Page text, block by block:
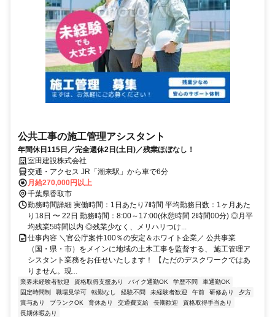
公共工事の施工管理アシスタント
年間休日115日／完全週休2日(土日)／残業ほぼなし！
室田建設株式会社
交通・アクセス JR「潮来駅」から車で6分
月給270,000円以上
千葉県香取市
勤務時間詳細 実働時間：1日あたり7時間 平均勤務日数：1ヶ月あた
り18日 〜 22日 勤務時間：8:00～17:00(休憩時間 2時間00分) ◎月平
均残業5時間以内 ◎残業少なく、メリハリつけ...
仕事内容 ＼官公庁案件100％の安定＆ホワイト企業／ 公共事業
（国・県・市）をメインに地域の土木工事を監督する、 施工管理ア
シスタント業務をお任せいたします！ 【ただのデスクワークではあ
りません。現...
業界未経験者歓迎 資格取得支援あり バイク通勤OK 学歴不問
車通勤OK
固定時間制
職場見学可 転勤なし 経験不問 未経験者歓迎 午前 研修あり
夕方
賞与あり
ブランクOK 育休あり 交通費支給 長期歓迎
資格取得手当あり
長期休暇あり